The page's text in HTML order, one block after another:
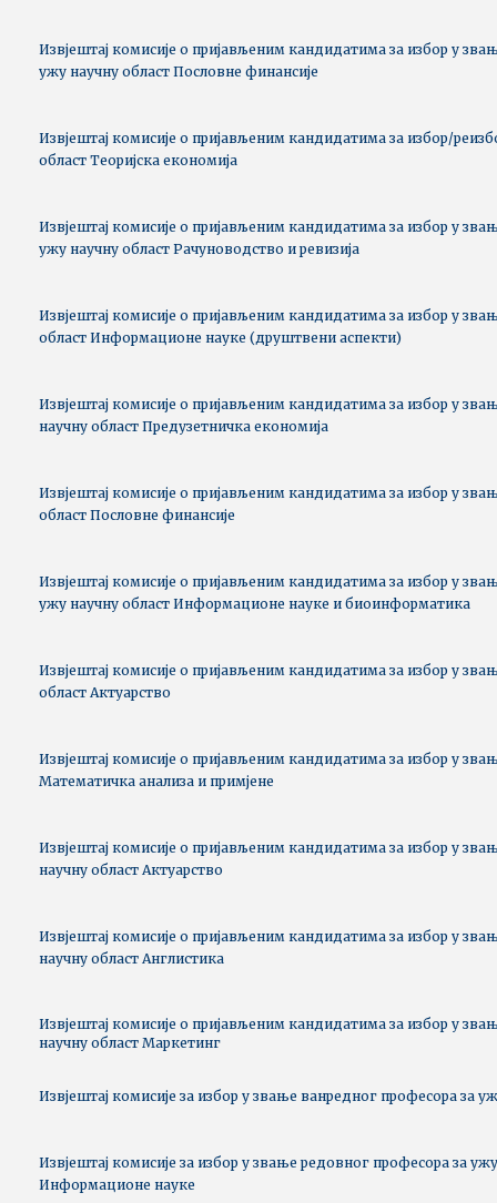
Извјештај комисије о пријављеним кандидатима за избор у
ужу научну област Пословне финансије
Извјештај комисије о пријављеним кандидатима за избор/
област Теоријска економија
Извјештај комисије о пријављеним кандидатима за избор у
ужу научну област Рачуноводство и ревизија
Извјештај комисије о пријављеним кандидатима за избор у
област Информационе науке (друштвени аспекти)
Извјештај комисије о пријављеним кандидатима за избор у
научну област Предузетничка економија
Извјештај комисије о пријављеним кандидатима за избор у
област Пословне финансије
Извјештај комисије о пријављеним кандидатима за избор у
ужу научну област Информационе науке и биоинформатика
Извјештај комисије о пријављеним кандидатима за избор у
област Актуарство
Извјештај комисије о пријављеним кандидатима за избор у
Математичка анализа и примјене
Извјештај комисије о пријављеним кандидатима за избор у
научну област Актуарство
Извјештај комисије о пријављеним кандидатима за избор у
научну област Англистика
Извјештај комисије о пријављеним кандидатима за избор у
научну област Маркетинг
Извјештај комисије за избор у звање ванредног професора за
Извјештај комисије за избор у звање редовног професора за
Информационе науке